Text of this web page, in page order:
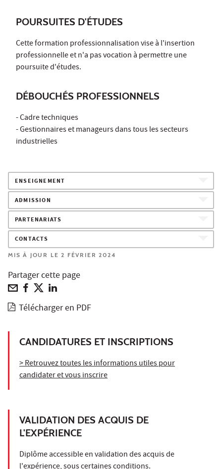
POURSUITES D'ÉTUDES
Cette formation professionnalisation vise à l'insertion
professionnelle et n'a pas vocation à permettre une
poursuite d'études.
DÉBOUCHÉS PROFESSIONNELS
- Cadre techniques
- Gestionnaires et manageurs dans tous les secteurs
industrielles
ENSEIGNEMENT
ADMISSION
PARTENARIATS
CONTACTS
MIS À JOUR LE 2 FÉVRIER 2024
Partager cette page
Télécharger en PDF
CANDIDATURES ET INSCRIPTIONS
> Retrouvez toutes les informations utiles pour
candidater et vous inscrire
VALIDATION DES ACQUIS DE
L'EXPÉRIENCE
Diplôme accessible en validation des acquis de